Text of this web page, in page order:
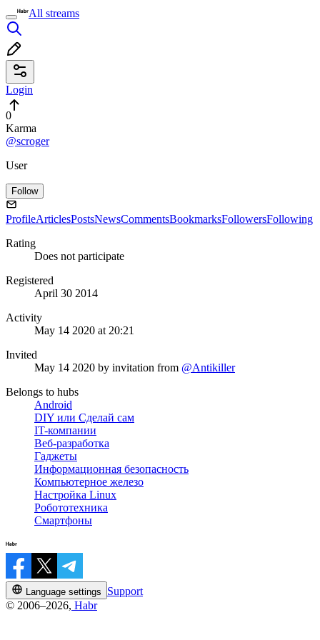
All streams
Login
0
Karma
@scroger
User
Follow
ProfileArticlesPostsNewsCommentsBookmarksFollowersFollowing
Rating
Does not participate
Registered
April 30 2014
Activity
May 14 2020 at 20:21
Invited
May 14 2020 by invitation from @Antikiller
Belongs to hubs
Android
DIY или Сделай сам
IT-компании
Веб-разработка
Гаджеты
Информационная безопасность
Компьютерное железо
Настройка Linux
Робототехника
Смартфоны
Language settings
Support
© 2006–2026, Habr